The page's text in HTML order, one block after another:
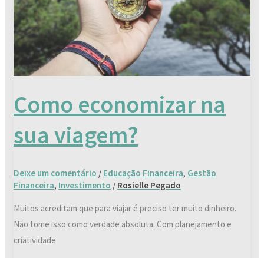
Como economizar na
sua viagem?
Deixe um comentário / Educação Financeira, Gestão
Financeira, Investimento / Rosielle Pegado
Muitos acreditam que para viajar é preciso ter muito dinheiro.
Não tome isso como verdade absoluta. Com planejamento e
criatividade